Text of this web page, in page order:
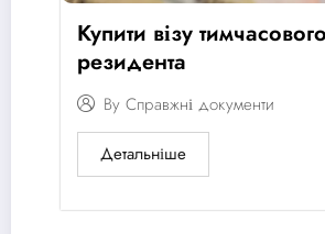
Купити візу тимчасового
резидента
By Справжні документи
Детальніше